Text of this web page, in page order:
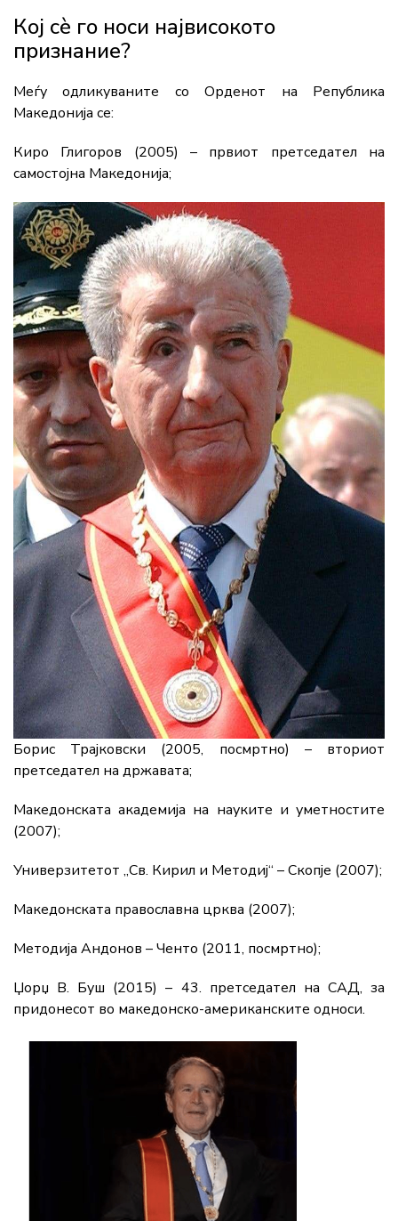
Кој сè го носи највисокото
признание?
Меѓу одликуваните со Орденот на Република
Македонија се:
Киро Глигоров (2005) – првиот претседател на
самостојна Македонија;
Борис Трајковски (2005, посмртно) – вториот
претседател на државата;
Македонската академија на науките и уметностите
(2007);
Универзитетот „Св. Кирил и Методиј“ – Скопје (2007);
Македонската православна црква (2007);
Методија Андонов – Ченто (2011, посмртно);
Џорџ В. Буш (2015) – 43. претседател на САД, за
придонесот во македонско-американските односи.